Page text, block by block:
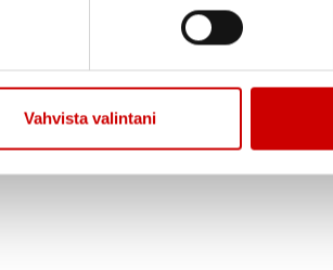
Vahvista valintani
Jaa sivu Jaa Whatsapp
1